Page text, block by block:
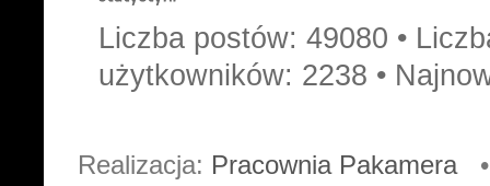
Liczba postów: 49080 •
użytkowników: 2238 •
Realizacja: Pracownia Pakamera•